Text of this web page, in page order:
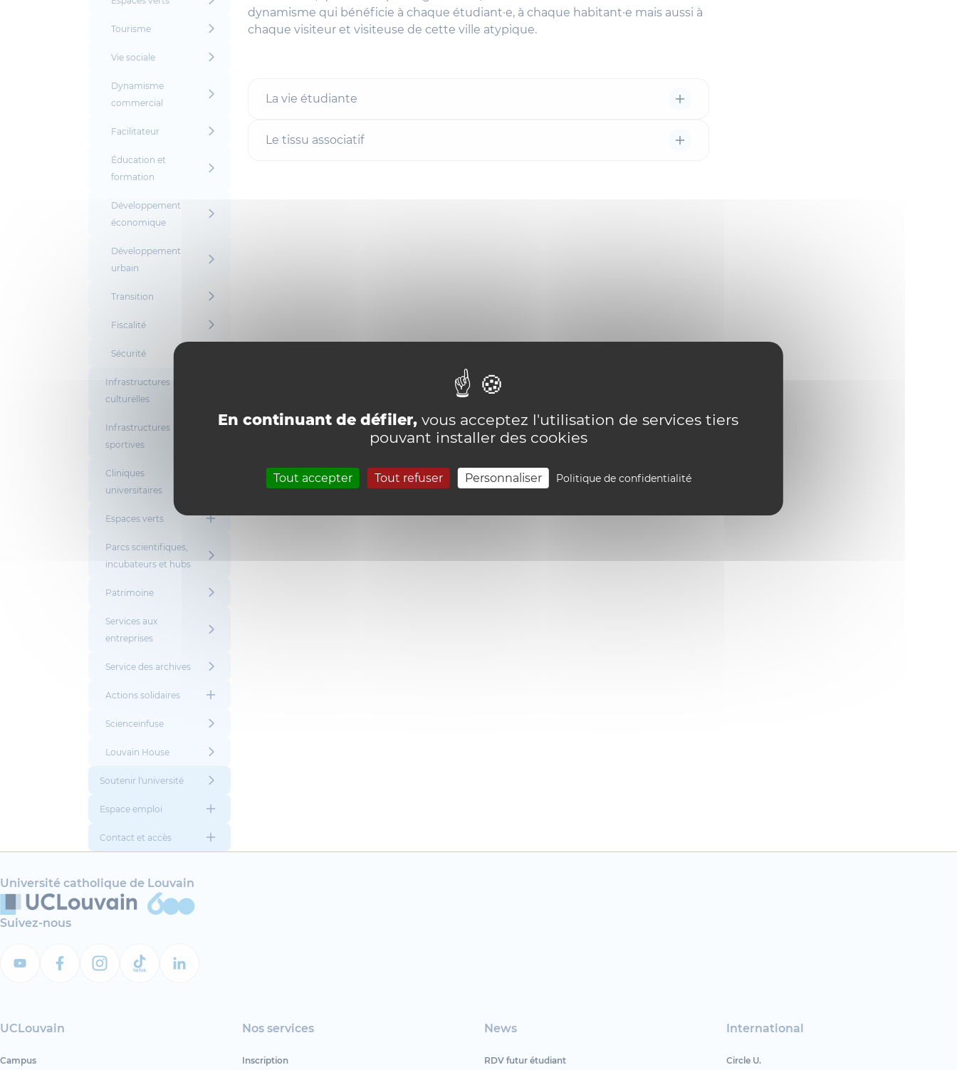
En continuant de défiler, vous acceptez l'utilisation de services tiers
pouvant installer des cookies
Tout accepter Tout refuser Personnaliser Politique de confidentialité
Tourisme
Vie sociale
Dynamisme
commercial
Facilitateur
Éducation et
formation
Développement
économique
Développement
urbain
Transition
Fiscalité
Sécurité
Infrastructures
culturelles
Infrastructures
sportives
Cliniques
universitaires
Espaces verts
Parcs scientifiques,
incubateurs et hubs
Patrimoine
Services aux
entreprises
Service des archives
Actions solidaires
Scienceinfuse
Louvain House
Soutenir l'université
Espace emploi
Contact et accès
dynamisme qui bénéficie à chaque étudiant·e, à chaque habitant·e mais aussi à
chaque visiteur et visiteuse de cette ville atypique.
La vie étudiante
Le tissu associatif
Université catholique de Louvain
Suivez-nous
UCLouvain
Campus
Nos services
Inscription
News
RDV futur étudiant
International
Circle U.